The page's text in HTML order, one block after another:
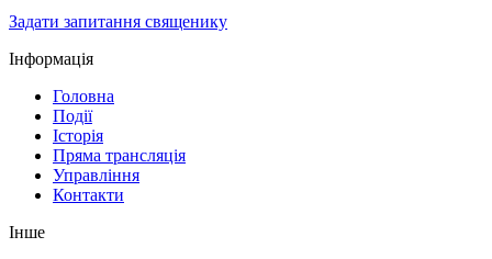
Задати запитання священику
Інформація
Головна
Події
Історія
Пряма трансляція
Управління
Контакти
Інше